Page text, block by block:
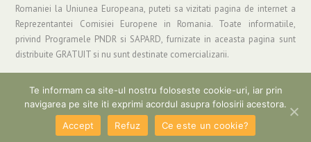
Romaniei la Uniunea Europeana, puteti sa vizitati pagina de internet a
Reprezentantei Comisiei Europene in Romania. Toate informatiile,
privind Programele PNDR si SAPARD, furnizate in aceasta pagina sunt
distribuite GRATUIT si nu sunt destinate comercializarii.
Copyright © 2019 Asociatia "Grup de Actiune Locala Parang" | Informatii si
Suport: gal_parang@yahoo.com
Te informam ca site-ul nostru foloseste cookie-uri, iar prin
navigarea pe site iti exprimi acordul asupra folosirii acestora.
Accept
Refuz Ce este un cookie?